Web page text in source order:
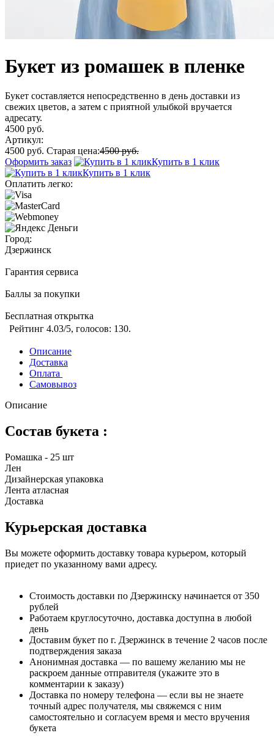
Букет из ромашек в пленке
Букет составляется непосредственно в день доставки из
свежих цветов, а затем с приятной улыбкой вручается
адресату.
4500 руб.
Артикул:
4500 руб. Старая цена:4500 руб.
Оформить заказ
Купить в 1 клик
Купить в 1 клик
Оплатить легко:
Город:
Дзержинск
Гарантия сервиса
Баллы за покупки
Бесплатная открытка
Рейтинг 4.03/5, голосов: 130.
Описание
Доставка
Оплата
Самовывоз
Описание
Состав букета :
Ромашка - 25 шт
Лен
Дизайнерская упаковка
Лента атласная
Доставка
Курьерская доставка
Вы можете оформить доставку товара курьером, который
приедет по указанному вами адресу.
Стоимость доставки по Дзержинску начинается от 350
рублей
Работаем круглосуточно, доставка доступна в любой
день
Доставим букет по г. Дзержинск в течение 2 часов после
подтверждения заказа
Анонимная доставка — по вашему желанию мы не
раскроем данные отправителя (укажите это в
комментарии к заказу)
Доставка по номеру телефона — если вы не знаете
точный адрес получателя, мы свяжемся с ним
самостоятельно и согласуем время и место вручения
букета